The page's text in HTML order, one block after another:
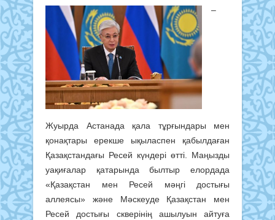
–
Жуырда Астанада қала тұрғындары мен
қонақтары ерекше ықыласпен қабылдаған
Қазақстандағы Ресей күндері өтті. Маңызды
уақиғалар қатарында былтыр елордада
«Қазақстан мен Ресей мәңгі достығы
аллеясы» және Мәскеуде Қазақстан мен
Ресей достығы скверінің ашылуын айтуға